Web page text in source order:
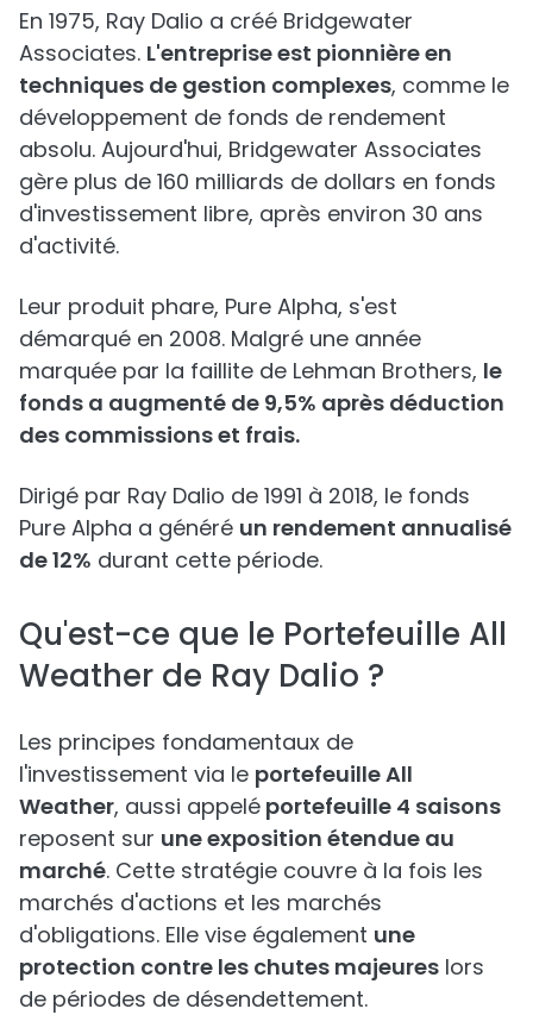
En 1975, Ray Dalio a créé Bridgewater
Associates. L'entreprise est pionnière en
techniques de gestion complexes, comme le
développement de fonds de rendement
absolu. Aujourd'hui, Bridgewater Associates
gère plus de 160 milliards de dollars en fonds
d'investissement libre, après environ 30 ans
d'activité.
Leur produit phare, Pure Alpha, s'est
démarqué en 2008. Malgré une année
marquée par la faillite de Lehman Brothers, le
fonds a augmenté de 9,5% après déduction
des commissions et frais.
Dirigé par Ray Dalio de 1991 à 2018, le fonds
Pure Alpha a généré un rendement annualisé
de 12% durant cette période.
Qu'est-ce que le Portefeuille All
Weather de Ray Dalio ?
Les principes fondamentaux de
l'investissement via le portefeuille All
Weather, aussi appelé portefeuille 4 saisons
reposent sur une exposition étendue au
marché. Cette stratégie couvre à la fois les
marchés d'actions et les marchés
d'obligations. Elle vise également une
protection contre les chutes majeures lors
de périodes de désendettement.